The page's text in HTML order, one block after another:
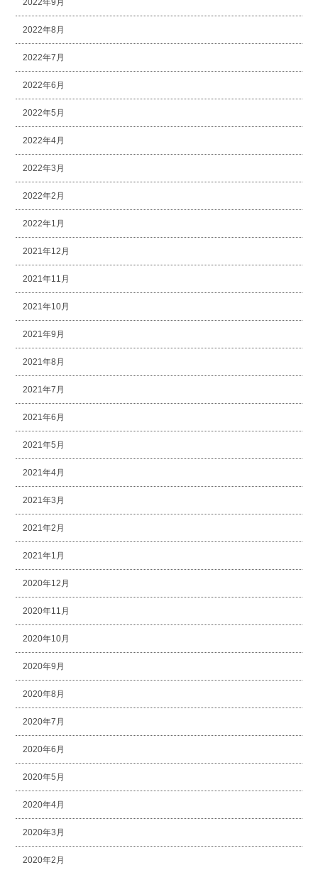
2022年9月
2022年8月
2022年7月
2022年6月
2022年5月
2022年4月
2022年3月
2022年2月
2022年1月
2021年12月
2021年11月
2021年10月
2021年9月
2021年8月
2021年7月
2021年6月
2021年5月
2021年4月
2021年3月
2021年2月
2021年1月
2020年12月
2020年11月
2020年10月
2020年9月
2020年8月
2020年7月
2020年6月
2020年5月
2020年4月
2020年3月
2020年2月